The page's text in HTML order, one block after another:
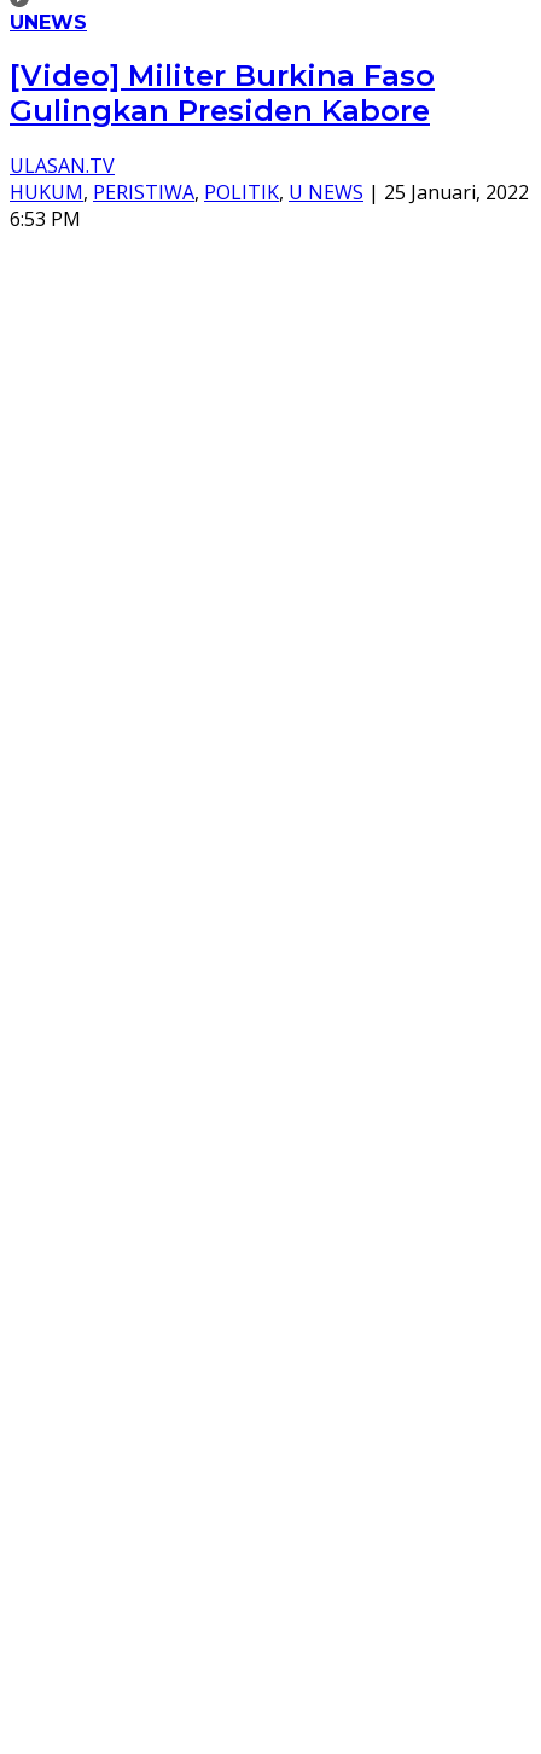
UNEWS
[Video] Militer Burkina Faso
Gulingkan Presiden Kabore
ULASAN.TV
HUKUM, PERISTIWA, POLITIK, U NEWS | 25 Januari, 2022
6:53 PM